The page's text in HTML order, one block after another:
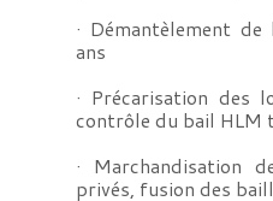
· Démantèlement
ans
· Précarisation des
contrôle du bail HLM
· Marchandisation
privés, fusion des